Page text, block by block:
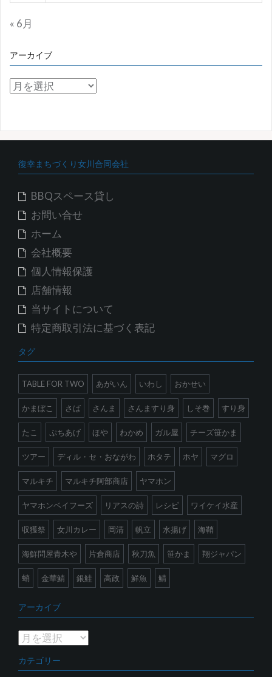
« 6月
アーカイブ
ア
復幸まちづくり女川合同会社
BBQスペース貸し
お問い合せ
ホーム
会社概要
個人情報保護
店舗情報
当サイトについて
特定商取引法に基づく表記
タグ
TABLE FOR TWO あがいん いわし おかせい
かまぼこ さば さんま さんますり身 しそ巻 すり身
たこ ぷちあげ ほや わかめ ガル屋 チーズ笹かま
ツアー ディル・セ・おながわ ホタテ ホヤ マグロ
マルキチ マルキチ阿部商店 ヤマホン
ヤマホンベイフーズ リアスの詩 レシピ ワイケイ水産
収獲祭 女川カレー 岡清 帆立 水揚げ 海鞘
海鮮問屋青木や 片倉商店 秋刀魚 笹かま 翔ジャパン
蛸 金華鯖 銀鮭 高政 鮮魚 鯖
アーカイブ
ア
カ
カテゴリー